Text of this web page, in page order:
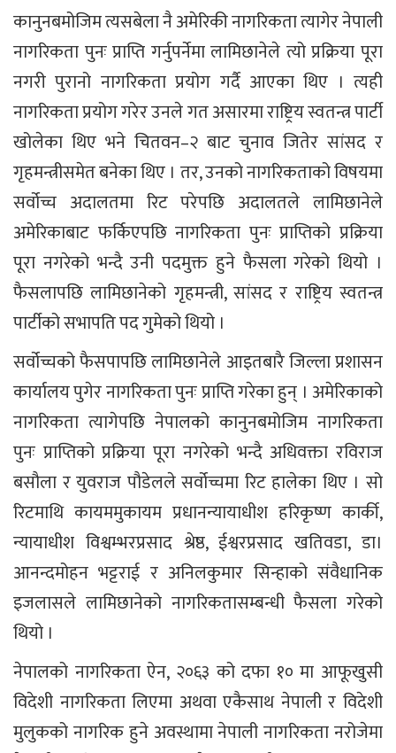
कानुनबमोजिम त्यसबेला नै अमेरिकी नागरिकता त्यागेर नेपाली
नागरिकता पुनः प्राप्ति गर्नुपर्नेमा लामिछानेले त्यो प्रक्रिया पूरा
नगरी पुरानो नागरिकता प्रयोग गर्दै आएका थिए । त्यही
नागरिकता प्रयोग गरेर उनले गत असारमा राष्ट्रिय स्वतन्त्र पार्टी
खोलेका थिए भने चितवन–२ बाट चुनाव जितेर सांसद र
गृहमन्त्रीसमेत बनेका थिए । तर, उनको नागरिकताको विषयमा
सर्वोच्च अदालतमा रिट परेपछि अदालतले लामिछानेले
अमेरिकाबाट फर्किएपछि नागरिकता पुनः प्राप्तिको प्रक्रिया
पूरा नगरेको भन्दै उनी पदमुक्त हुने फैसला गरेको थियो ।
फैसलापछि लामिछानेको गृहमन्त्री, सांसद र राष्ट्रिय स्वतन्त्र
पार्टीको सभापति पद गुमेको थियो ।
सर्वोच्चको फैसपापछि लामिछानेले आइतबारै जिल्ला प्रशासन
कार्यालय पुगेर नागरिकता पुनः प्राप्ति गरेका हुन् । अमेरिकाको
नागरिकता त्यागेपछि नेपालको कानुनबमोजिम नागरिकता
पुनः प्राप्तिको प्रक्रिया पूरा नगरेको भन्दै अधिवक्ता रविराज
बसौला र युवराज पौडेलले सर्वोच्चमा रिट हालेका थिए । सो
रिटमाथि कायममुकायम प्रधानन्यायाधीश हरिकृष्ण कार्की,
न्यायाधीश विश्वम्भरप्रसाद श्रेष्ठ, ईश्वरप्रसाद खतिवडा, डा।
आनन्दमोहन भट्टराई र अनिलकुमार सिन्हाको संवैधानिक
इजलासले लामिछानेको नागरिकतासम्बन्धी फैसला गरेको
थियो ।
नेपालको नागरिकता ऐन, २०६३ को दफा १० मा आफूखुसी
विदेशी नागरिकता लिएमा अथवा एकैसाथ नेपाली र विदेशी
मुलुकको नागरिक हुने अवस्थामा नेपाली नागरिकता नरोजेमा